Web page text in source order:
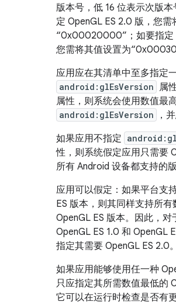
版本号，低 16 位表示次版
定 OpenGL ES 2.0 版，您需
“0x00020000”；如要指定
您需将其值设置为
应用应在其清单中至多指定
android:glEsVersion 属
属性，则系统会使用数值最
android:glEsVersion
，
如果应用不指定
性，则系统假定应用只需要
所有 Android 设备都支持的版
应用可以假定：如果平台支
ES 版本，则其同样支持所有
OpenGL ES 版本。因此，对
OpenGL ES 1.0 和 OpenGL
指定其需要 OpenGL ES 2.0。
如果应用能够使用任一种
只应指定其所需数值最低的
它可以在运行时检查是否有